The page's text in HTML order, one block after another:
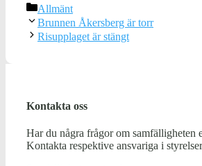
Kategorier
Allmänt
Brunnen Åkersberg är torr
Risupplaget är stängt
Kontakta oss
Har du några frågor om samfälligheten
Kontakta respektive ansvariga i